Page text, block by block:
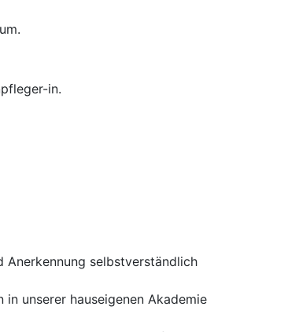
in.
Anerkennung selbstverständlich
unserer hauseigenen Akademie